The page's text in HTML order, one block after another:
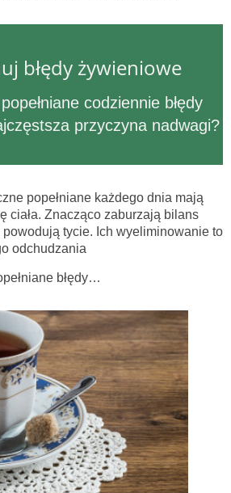
błędy żywieniowe
codziennie błędy
przyczyna nadwagi?
popełniane każdego dnia mają
ciała. Znacząco zaburzają bilans
powodują tycie. Ich wyeliminowanie to
odchudzania
błędy…